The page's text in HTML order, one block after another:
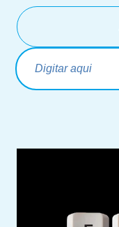
Selecionar anos
Título